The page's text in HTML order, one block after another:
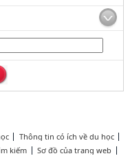
Thông tin có ích về du học
kiếm
Sơ đồ của trang web